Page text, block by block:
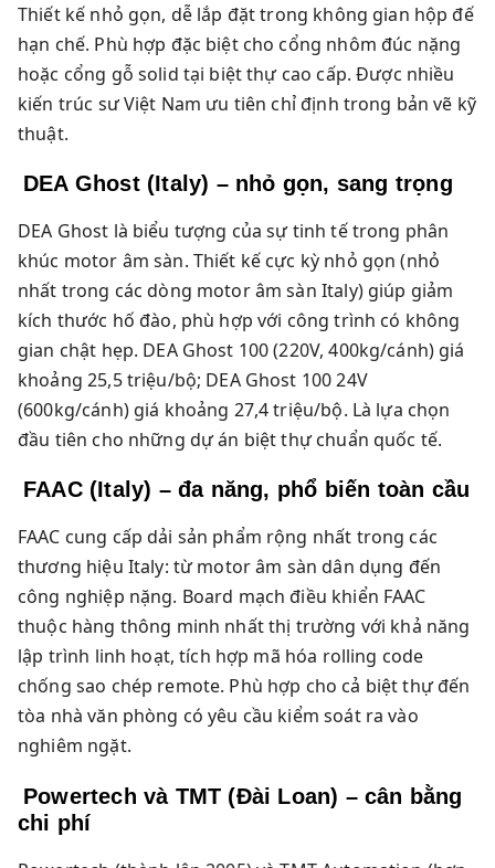
Thiết kế nhỏ gọn, dễ lắp đặt trong không gian hộp đế
hạn chế. Phù hợp đặc biệt cho cổng nhôm đúc nặng
hoặc cổng gỗ solid tại biệt thự cao cấp. Được nhiều
kiến trúc sư Việt Nam ưu tiên chỉ định trong bản vẽ kỹ
thuật.
DEA Ghost (Italy) – nhỏ gọn, sang trọng
DEA Ghost là biểu tượng của sự tinh tế trong phân
khúc motor âm sàn. Thiết kế cực kỳ nhỏ gọn (nhỏ
nhất trong các dòng motor âm sàn Italy) giúp giảm
kích thước hố đào, phù hợp với công trình có không
gian chật hẹp. DEA Ghost 100 (220V, 400kg/cánh) giá
khoảng 25,5 triệu/bộ; DEA Ghost 100 24V
(600kg/cánh) giá khoảng 27,4 triệu/bộ. Là lựa chọn
đầu tiên cho những dự án biệt thự chuẩn quốc tế.
FAAC (Italy) – đa năng, phổ biến toàn cầu
FAAC cung cấp dải sản phẩm rộng nhất trong các
thương hiệu Italy: từ motor âm sàn dân dụng đến
công nghiệp nặng. Board mạch điều khiển FAAC
thuộc hàng thông minh nhất thị trường với khả năng
lập trình linh hoạt, tích hợp mã hóa rolling code
chống sao chép remote. Phù hợp cho cả biệt thự đến
tòa nhà văn phòng có yêu cầu kiểm soát ra vào
nghiêm ngặt.
Powertech và TMT (Đài Loan) – cân bằng
chi phí